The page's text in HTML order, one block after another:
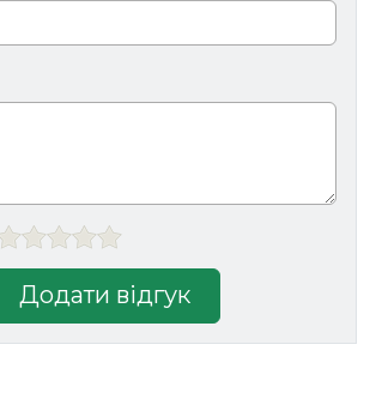
Додати відгук